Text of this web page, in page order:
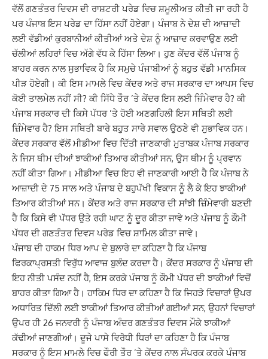
ਵੱਲੋਂ ਗਣਤੰਤਰ ਦਿਵਸ ਦੀ ਰਾਸ਼ਟਰੀ ਪਰੇਡ ਵਿਚ ਸ਼ਮੂਲੀਅਤ ਕੀਤੀ ਜਾ ਰਹੀ ਹੈ
ਪਰ ਪੰਜਾਬ ਇਸ ਪਰੇਡ ਦਾ ਹਿੱਸਾ ਨਹੀਂ ਹੋਏਗਾ। ਪੰਜਾਬ ਨੇ ਦੇਸ਼ ਦੀ ਆਜ਼ਾਦੀ
ਲਈ ਵੱਡੀਆਂ ਕੁਰਬਾਨੀਆਂ ਕੀਤੀਆਂ ਅਤੇ ਦੇਸ਼ ਨੂੰ ਆਜ਼ਾਦ ਕਰਵਾਉਣ ਲਈ
ਚੱਲੀਆਂ ਲਹਿਰਾਂ ਵਿਚ ਅੱਗੇ ਵੱਧ ਕੇ ਹਿੱਸਾ ਲਿਆ। ਹੁਣ ਕੇਂਦਰ ਵੱਲੋਂ ਪੰਜਾਬ ਨੂੰ
ਬਾਹਰ ਕਰਨ ਨਾਲ ਸੁਭਾਵਿਕ ਹੈ ਕਿ ਸਮੁਚੇ ਪੰਜਾਬੀਆਂ ਨੂੰ ਬਹੁਤ ਵੱਡੀ ਮਾਨਸਿਕ
ਪੀੜ ਹੋਏਗੀ। ਕੀ ਇਸ ਮਾਮਲੇ ਵਿਚ ਕੇਂਦਰ ਅਤੇ ਰਾਜ ਸਰਕਾਰ ਦਾ ਆਪਸ ਵਿਚ
ਕੋਈ ਤਾਲਮੇਲ ਨਹੀਂ ਸੀ? ਕੀ ਸਿੱਧੇ ਤੌਰ ’ਤੇ ਕੇਂਦਰ ਇਸ ਲਈ ਜ਼ਿੰਮੇਵਾਰ ਹੈ? ਕੀ
ਪੰਜਾਬ ਸਰਕਾਰ ਦੀ ਕਿਸੇ ਪੱਧਰ ’ਤੇ ਹੋਈ ਅਣਗਹਿਲੀ ਇਸ ਸਥਿਤੀ ਲਈ
ਜ਼ਿੰਮੇਵਾਰ ਹੈ? ਇਸ ਸਥਿਤੀ ਬਾਰੇ ਬਹੁਤ ਸਾਰੇ ਸਵਾਲ ਉਠਣੇ ਵੀ ਸੁਭਾਵਿਕ ਹਨ।
ਕੇਂਦਰ ਸਰਕਾਰ ਵੱਲੋਂ ਮੀਡੀਆ ਵਿਚ ਦਿੱਤੀ ਜਾਣਕਾਰੀ ਮੁਤਾਬਕ ਪੰਜਾਬ ਸਰਕਾਰ
ਨੇ ਜਿਸ ਥੀਮ ਦੀਆਂ ਝਾਕੀਆਂ ਤਿਆਰ ਕੀਤੀਆਂ ਸਨ, ਉਸ ਥੀਮ ਨੂੰ ਪ੍ਰਵਾਨ
ਨਹੀਂ ਕੀਤਾ ਗਿਆ। ਮੀਡੀਆ ਵਿਚ ਇਹ ਵੀ ਜਾਣਕਾਰੀ ਆਈ ਹੈ ਕਿ ਪੰਜਾਬ ਨੇ
ਆਜ਼ਾਦੀ ਦੇ 75 ਸਾਲ ਅਤੇ ਪੰਜਾਬ ਦੇ ਬਹੁਪੱਖੀ ਵਿਕਾਸ ਨੂੰ ਲੈ ਕੇ ਇਹ ਝਾਕੀਆਂ
ਤਿਆਰ ਕੀਤੀਆਂ ਸਨ। ਕੇਂਦਰ ਅਤੇ ਰਾਜ ਸਰਕਾਰ ਦੀ ਸਾਂਝੀ ਜ਼ਿੰਮੇਵਾਰੀ ਬਣਦੀ
ਹੈ ਕਿ ਕਿਸੇ ਵੀ ਪੱਧਰ ਉਤੇ ਰਹੀ ਘਾਟ ਨੂੰ ਦੂਰ ਕੀਤਾ ਜਾਵੇ ਅਤੇ ਪੰਜਾਬ ਨੂੰ ਕੌਮੀ
ਪੱਧਰ ਦੀ ਗਣਤੰਤਰ ਦਿਵਸ ਪਰੇਡ ਵਿਚ ਸ਼ਾਮਿਲ ਕੀਤਾ ਜਾਵੇ।
ਪੰਜਾਬ ਦੀ ਹਾਕਮ ਧਿਰ ਆਪ ਦੇ ਬੁਲਾਰੇ ਦਾ ਕਹਿਣਾ ਹੈ ਕਿ ਪੰਜਾਬ
ਫਿਰਕਾਪ੍ਰਸਤੀ ਵਿਰੁੱਧ ਆਵਾਜ਼ ਬੁਲੰਦ ਕਰਦਾ ਹੈ। ਕੇਂਦਰ ਸਰਕਾਰ ਨੂੰ ਪੰਜਾਬ ਦੀ
ਇਹ ਨੀਤੀ ਪਸੰਦ ਨਹੀਂ ਹੈ, ਇਸ ਕਰਕੇ ਪੰਜਾਬ ਨੂੰ ਕੌਮੀ ਪੱਧਰ ਦੀ ਝਾਕੀਆਂ ਵਿਚੋਂ
ਬਾਹਰ ਕੀਤਾ ਗਿਆ ਹੈ। ਹਾਕਿਮ ਧਿਰ ਦਾ ਕਹਿਣਾ ਹੈ ਕਿ ਜਿਹੜੇ ਵਿਚਾਰਾਂ ਉਪਰ
ਅਧਾਰਿਤ ਦਿੱਲੀ ਲਈ ਝਾਕੀਆਂ ਤਿਆਰ ਕੀਤੀਆਂ ਗਈਆਂ ਸਨ, ਉਹਨਾਂ ਵਿਚਾਰਾਂ
ਉਪਰ ਹੀ 26 ਜਨਵਰੀ ਨੂੰ ਪੰਜਾਬ ਅੰਦਰ ਗਣਤੰਤਰ ਦਿਵਸ ਮੌਕੇ ਝਾਕੀਆਂ
ਕੱਢੀਆਂ ਜਾਣਗੀਆਂ। ਦੂਜੇ ਪਾਸੇ ਵਿਰੋਧੀ ਧਿਰਾਂ ਦਾ ਕਹਿਣਾ ਹੈ ਕਿ ਪੰਜਾਬ
ਸਰਕਾਰ ਨੂੰ ਇਸ ਮਾਮਲੇ ਵਿਚ ਫੌਰੀ ਤੌਰ ’ਤੇ ਕੇਂਦਰ ਨਾਲ ਸੰਪਰਕ ਕਰਕੇ ਪੰਜਾਬ